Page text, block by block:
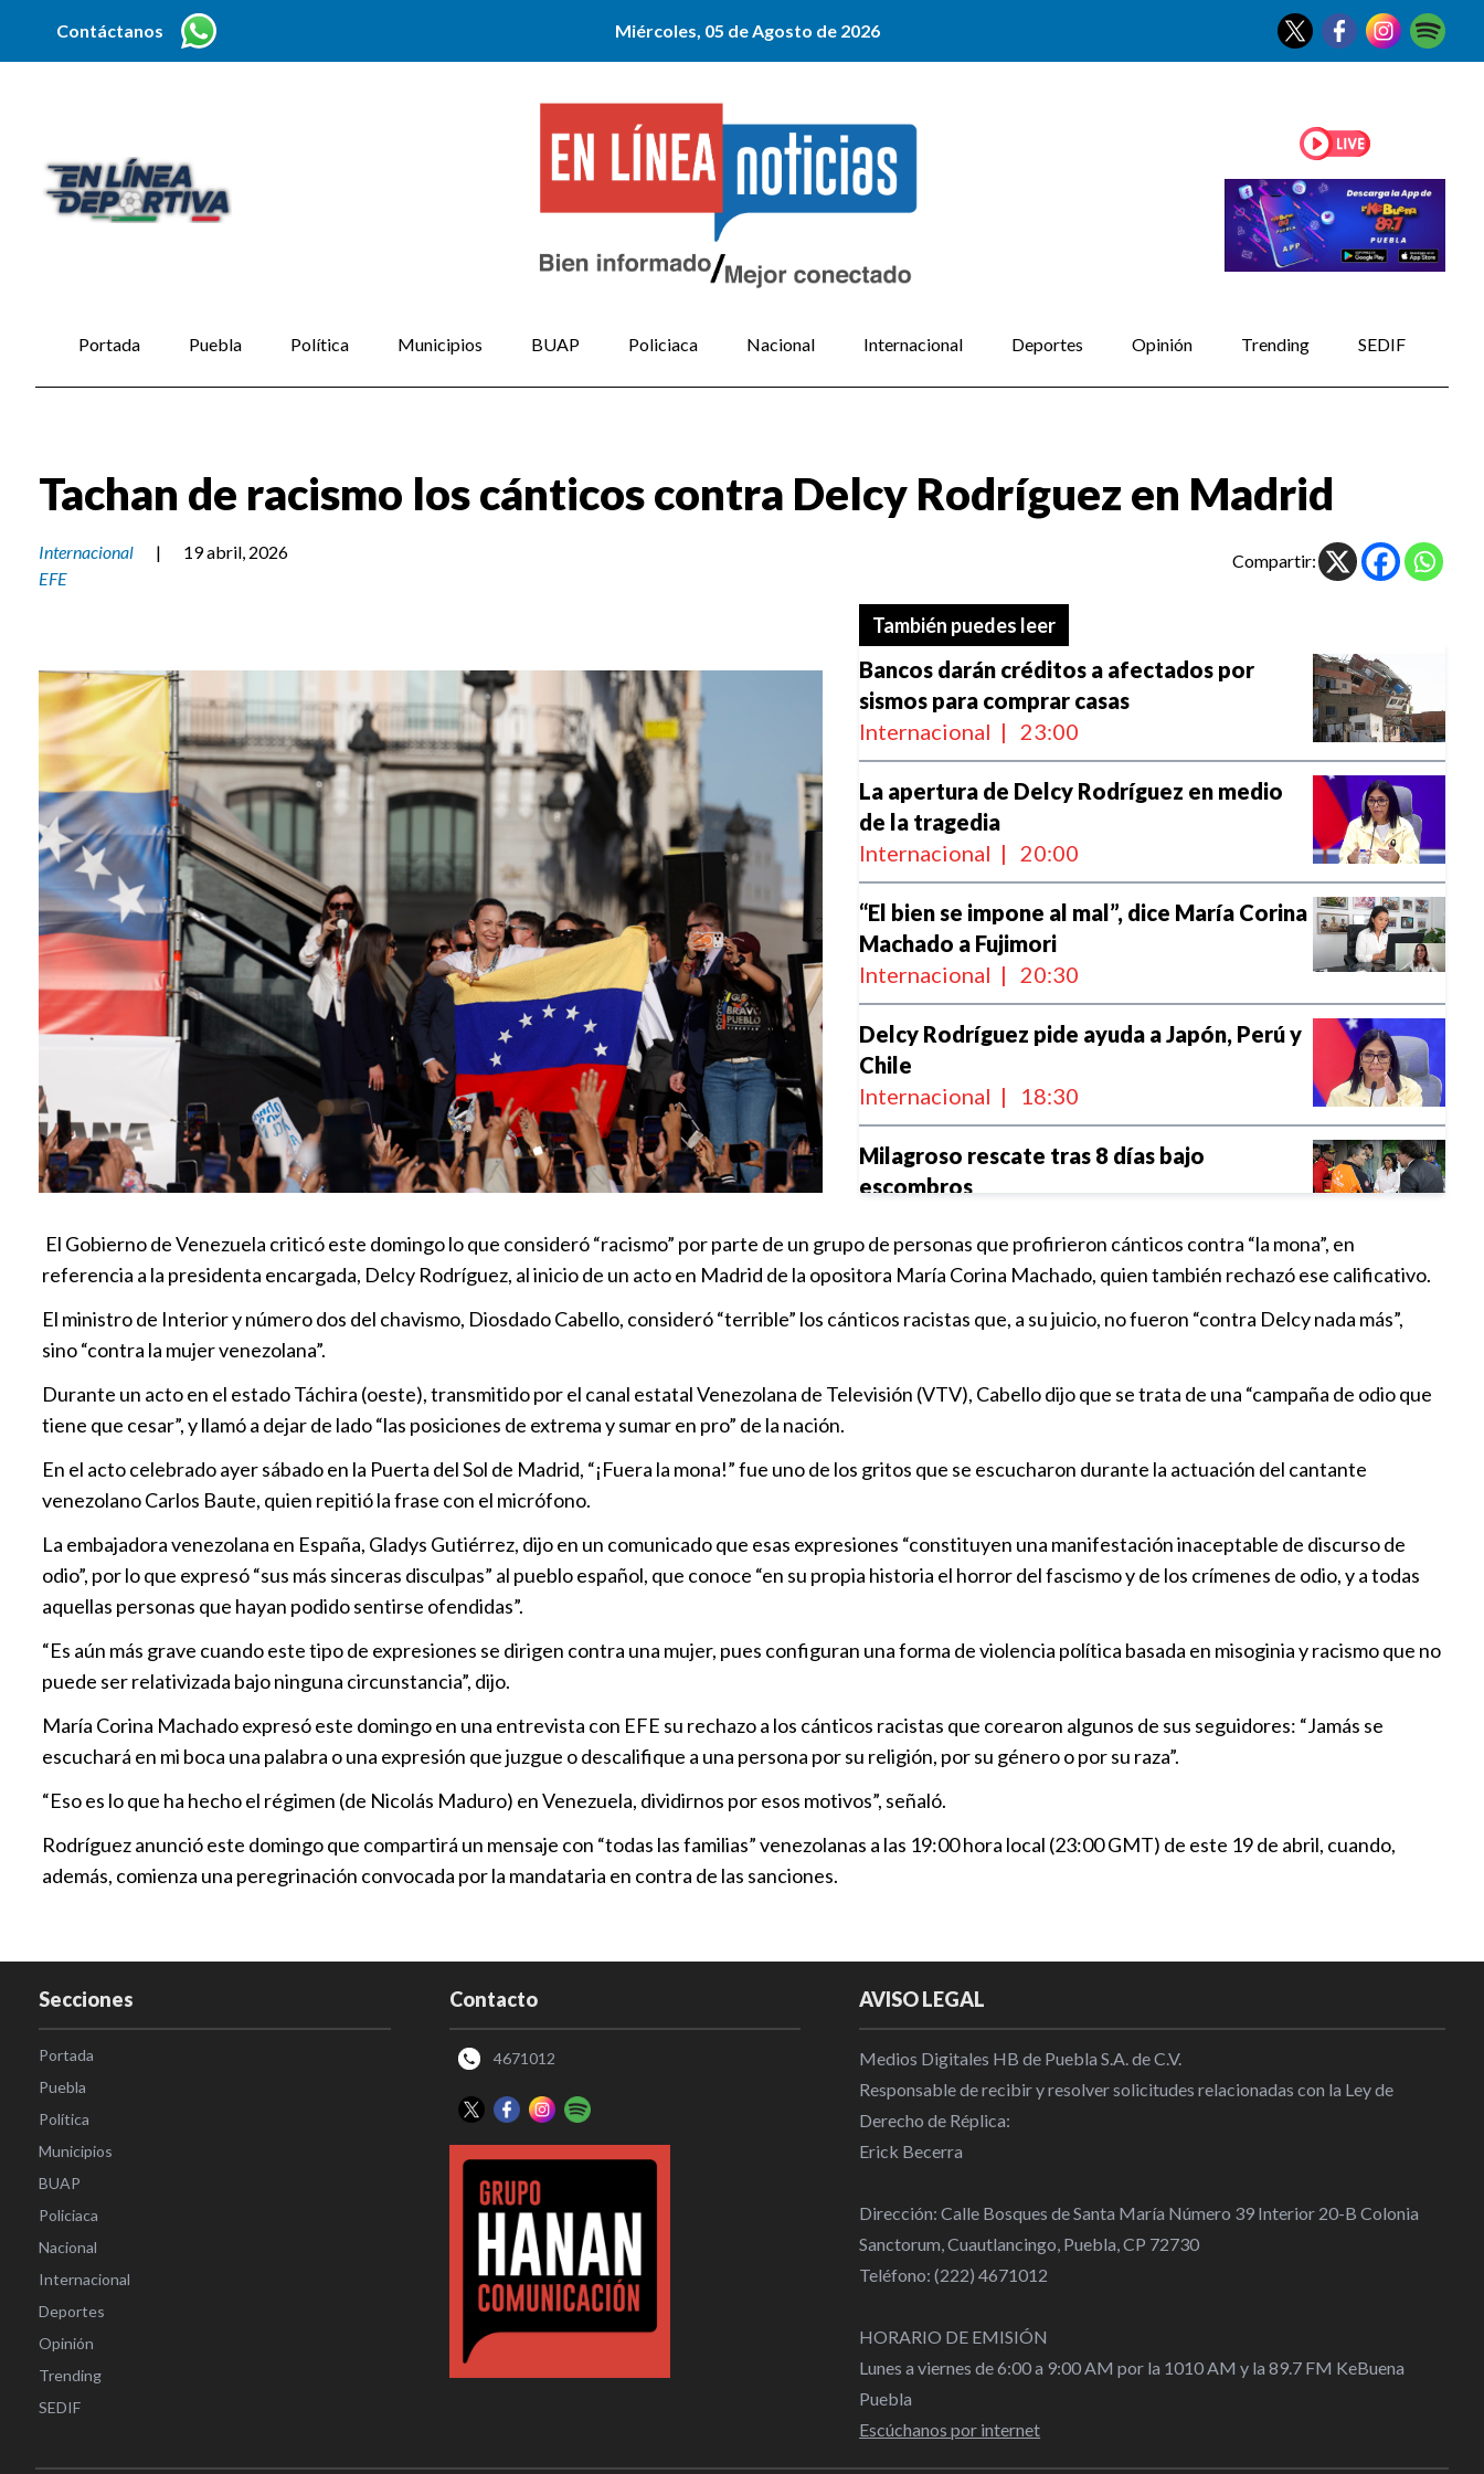
Contáctanos Miércoles, 05 de Agosto de 2026
Portada Puebla Política Municipios BUAP Policiaca Nacional Internacional Deportes Opinión Trending SEDIF
Tachan de racismo los cánticos contra Delcy Rodríguez en Madrid
Internacional |
19 abril, 2026
EFE
Compartir:
También puedes leer
Bancos darán créditos a afectados por
sismos para comprar casas
Internacional | 23:00
La apertura de Delcy Rodríguez en medio
de la tragedia
Internacional | 20:00
“El bien se impone al mal”, dice María Corina
Machado a Fujimori
Internacional | 20:30
Delcy Rodríguez pide ayuda a Japón, Perú y
Chile
Internacional | 18:30
Milagroso rescate tras 8 días bajo
escombros
La prioridad ahora es rescatar a las
personas aún atrapadas
Internacional
11:30
Aficionado que se burló de coreana ofrece
Trending | 20:47
por India
Internacional | 21:30
Oposición venezolana plantea negociación
“Seré candidata” en unas “elecciones limpias
y libres”
El Gobierno de Venezuela criticó este domingo lo que consideró “racismo” por parte de un grupo de personas que profirieron cánticos contra “la mona”, en
referencia a la presidenta encargada, Delcy Rodríguez, al inicio de un acto en Madrid de la opositora María Corina Machado, quien también rechazó ese calificativo.
El ministro de Interior y número dos del chavismo, Diosdado Cabello, consideró “terrible” los cánticos racistas que, a su juicio, no fueron “contra Delcy nada más”,
sino “contra la mujer venezolana”.
Durante un acto en el estado Táchira (oeste), transmitido por el canal estatal Venezolana de Televisión (VTV), Cabello dijo que se trata de una “campaña de odio que
tiene que cesar”, y llamó a dejar de lado “las posiciones de extrema y sumar en pro” de la nación.
En el acto celebrado ayer sábado en la Puerta del Sol de Madrid, “¡Fuera la mona!” fue uno de los gritos que se escucharon durante la actuación del cantante
venezolano Carlos Baute, quien repitió la frase con el micrófono.
La embajadora venezolana en España, Gladys Gutiérrez, dijo en un comunicado que esas expresiones “constituyen una manifestación inaceptable de discurso de
odio”, por lo que expresó “sus más sinceras disculpas” al pueblo español, que conoce “en su propia historia el horror del fascismo y de los crímenes de odio, y a todas
aquellas personas que hayan podido sentirse ofendidas”.
“Es aún más grave cuando este tipo de expresiones se dirigen contra una mujer, pues configuran una forma de violencia política basada en misoginia y racismo que no
puede ser relativizada bajo ninguna circunstancia”, dijo.
María Corina Machado expresó este domingo en una entrevista con EFE su rechazo a los cánticos racistas que corearon algunos de sus seguidores: “Jamás se
escuchará en mi boca una palabra o una expresión que juzgue o descalifique a una persona por su religión, por su género o por su raza”.
“Eso es lo que ha hecho el régimen (de Nicolás Maduro) en Venezuela, dividirnos por esos motivos”, señaló.
Rodríguez anunció este domingo que compartirá un mensaje con “todas las familias” venezolanas a las 19:00 hora local (23:00 GMT) de este 19 de abril, cuando,
además, comienza una peregrinación convocada por la mandataria en contra de las sanciones.
Secciones
Portada
Puebla
Política
Municipios
BUAP
Policiaca
Nacional
Internacional
Deportes
Opinión
Trending
SEDIF
Contacto
4671012
AVISO LEGAL
Medios Digitales HB de Puebla S.A. de C.V.
Responsable de recibir y resolver solicitudes relacionadas con la Ley de
Derecho de Réplica:
Erick Becerra
Dirección: Calle Bosques de Santa María Número 39 Interior 20-B Colonia
Sanctorum, Cuautlancingo, Puebla, CP 72730
Teléfono: (222) 4671012
HORARIO DE EMISIÓN
Lunes a viernes de 6:00 a 9:00 AM por la 1010 AM y la 89.7 FM KeBuena
Puebla
Escúchanos por internet